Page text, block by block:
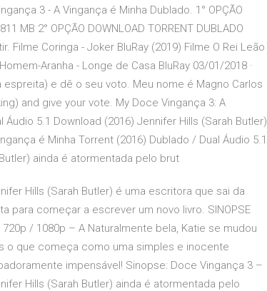
3 - A Vingança é Minha Dublado. 1° OPÇÃO
MB 2° OPÇÃO DOWNLOAD TORRENT DUBLADO
Filme Coringa - Joker BluRay (2019) Filme O Rei Leão
Aranha - Longe de Casa BluRay 03/01/2018 ·
e dê o seu voto. Meu nome é Magno Carlos
and give your vote. My Doce Vingança 3: A
5.1 Download (2016) Jennifer Hills (Sarah Butler)
é Minha Torrent (2016) Dublado / Dual Áudio 5.1
ainda é atormentada pelo brut
Hills (Sarah Butler) é uma escritora que sai da
para começar a escrever um novo livro. SINOPSE
/ 1080p – A Naturalmente bela, Katie se mudou
o que começa como uma simples e inocente
impensável! Sinopse: Doce Vingança 3 –
Hills (Sarah Butler) ainda é atormentada pelo